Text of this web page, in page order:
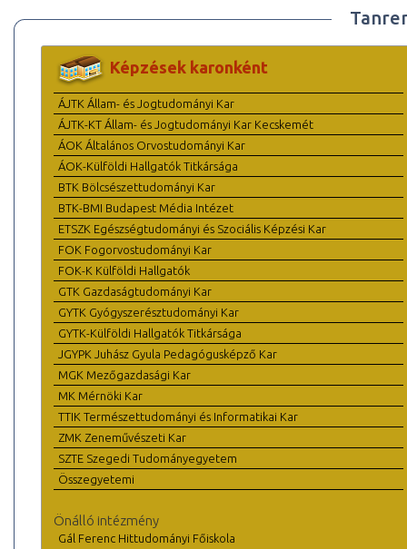
Képzések karonként
ÁJTK Állam- és Jogtudományi Kar
ÁJTK-KT Állam- és Jogtudományi Kar Kecskemét
ÁOK Általános Orvostudományi Kar
ÁOK-Külföldi Hallgatók Titkársága
BTK Bölcsészettudományi Kar
BTK-BMI Budapest Média Intézet
ETSZK Egészségtudományi és Szociális Képzési Kar
FOK Fogorvostudományi Kar
FOK-K Külföldi Hallgatók
GTK Gazdaságtudományi Kar
GYTK Gyógyszerésztudományi Kar
GYTK-Külföldi Hallgatók Titkársága
JGYPK Juhász Gyula Pedagógusképző Kar
MGK Mezőgazdasági Kar
MK Mérnöki Kar
TTIK Természettudományi és Informatikai Kar
ZMK Zeneművészeti Kar
SZTE Szegedi Tudományegyetem
Összegyetemi
Önálló intézmény
Gál Ferenc Hittudományi Főiskola